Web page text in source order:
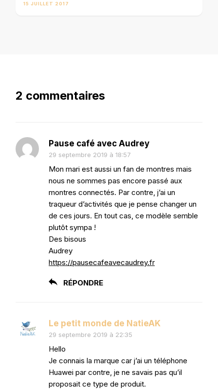
15 JUILLET 2017
2 commentaires
Pause café avec Audrey
29 septembre 2019 à 18:57
Mon mari est aussi un fan de montres mais
nous ne sommes pas encore passé aux
montres connectés. Par contre, j’ai un
traqueur d’activités que je pense changer un
de ces jours. En tout cas, ce modèle semble
plutôt sympa !
Des bisous
Audrey
https://pausecafeavecaudrey.fr
RÉPONDRE
Le petit monde de NatieAK
29 septembre 2019 à 22:35
Hello
Je connais la marque car j’ai un téléphone
Huawei par contre, je ne savais pas qu’il
proposait ce type de produit.